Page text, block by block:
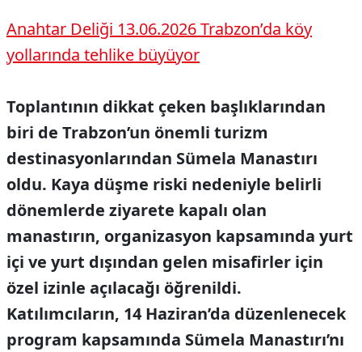
Anahtar Deliği 13.06.2026 Trabzon’da köy
yollarında tehlike büyüyor
Toplantının dikkat çeken başlıklarından
biri de Trabzon’un önemli turizm
destinasyonlarından Sümela Manastırı
oldu. Kaya düşme riski nedeniyle belirli
dönemlerde ziyarete kapalı olan
manastırın, organizasyon kapsamında yurt
içi ve yurt dışından gelen misafirler için
özel izinle açılacağı öğrenildi.
Katılımcıların, 14 Haziran’da düzenlenecek
program kapsamında Sümela Manastırı’nı